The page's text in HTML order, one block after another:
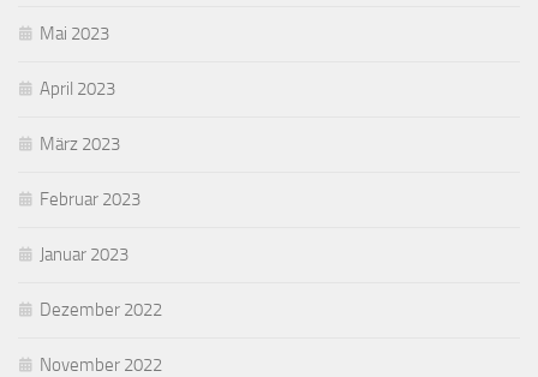
Mai 2023
April 2023
März 2023
Februar 2023
Januar 2023
Dezember 2022
November 2022